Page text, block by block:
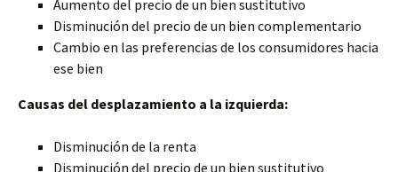
Aumento del precio de un bien sustitutivo
Disminución del precio de un bien complementario
Cambio en las preferencias de los consumidores hacia
ese bien
Causas del desplazamiento a la izquierda:
Disminución de la renta
Disminución del precio de un bien sustitutivo